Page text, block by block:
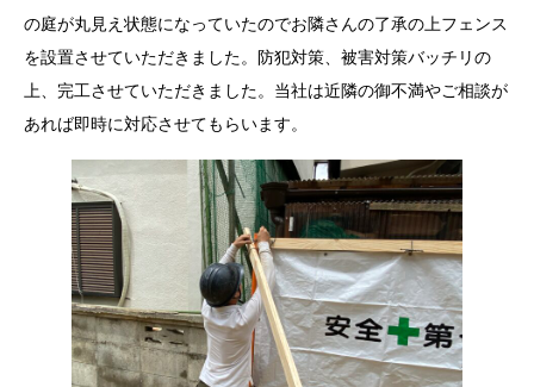
の庭が丸見え状態になっていたのでお隣さんの了承の上フェンス
を設置させていただきました。防犯対策、被害対策バッチリの
上、完工させていただきました。当社は近隣の御不満やご相談が
あれば即時に対応させてもらいます。